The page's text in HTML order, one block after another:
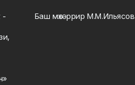
-
Баш мөхәррир М.М.Ильясов